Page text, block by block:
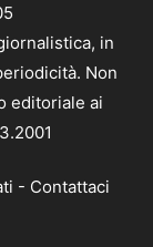
in
Non
editoriale ai
- Contattaci